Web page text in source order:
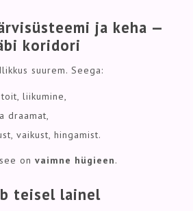
ja keha —
koridori
suurem. Seega:
liikumine,
draamat,
vaikust, hingamist.
on vaimne hügieen.
teisel lainel